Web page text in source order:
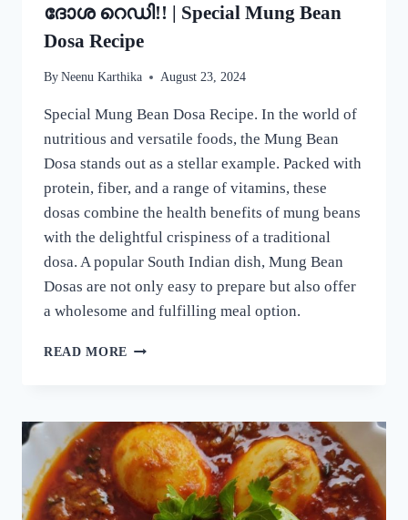
ദോശ റെഡി!! | Special Mung Bean
Dosa Recipe
By Neenu Karthika August 23, 2024
Special Mung Bean Dosa Recipe. In the world of
nutritious and versatile foods, the Mung Bean
Dosa stands out as a stellar example. Packed with
protein, fiber, and a range of vitamins, these
dosas combine the health benefits of mung beans
with the delightful crispiness of a traditional
dosa. A popular South Indian dish, Mung Bean
Dosas are not only easy to prepare but also offer
a wholesome and fulfilling meal option.
READ MORE ദോശക്ക്
ചെറുപയർ
കൊണ്ട്
ഒരു
കിടിലൻ
ദോശ;